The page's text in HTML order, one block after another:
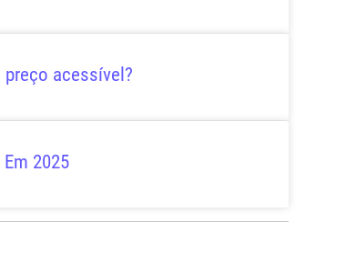
acessível?
2025